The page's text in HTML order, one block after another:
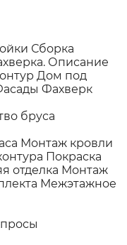
Сборка
Описание
Дом под
Фахверк
бруса
Монтаж кровли
Покраска
отделка Монтаж
Межэтажное